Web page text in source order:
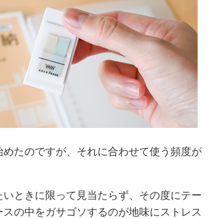
たのですが、それに合わせて使う頻度が
いときに限って見当たらず、その度にテー
の中をガサゴソするのが地味にストレス